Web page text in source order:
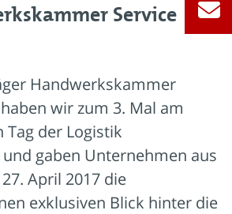
Service
Handwerkskammer
wir zum 3. Mal am
der Logistik
gaben Unternehmen aus
April 2017 die
exklusiven Blick hinter die